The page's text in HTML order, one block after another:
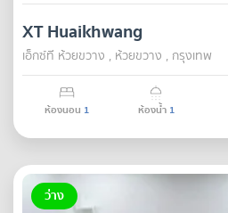
XT Huaikhwang
เอ็กซ์ที ห้วยขวาง , ห้วยขวาง , กรุงเทพ
ห้องนอน 1 ห้องน้ำ 1
ว่าง